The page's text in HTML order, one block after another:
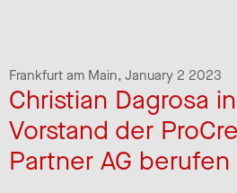
Frankfurt am Main, January 2 2023
Christian Dagrosa
Vorstand der
Partner AG berufen